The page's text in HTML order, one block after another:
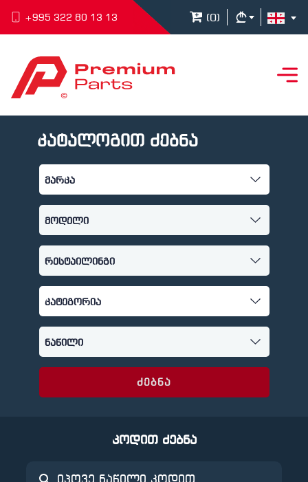
+995 322 80 13 13 (0)
კატალოგით ძებნა
ძებნა
კოდით ძებნა